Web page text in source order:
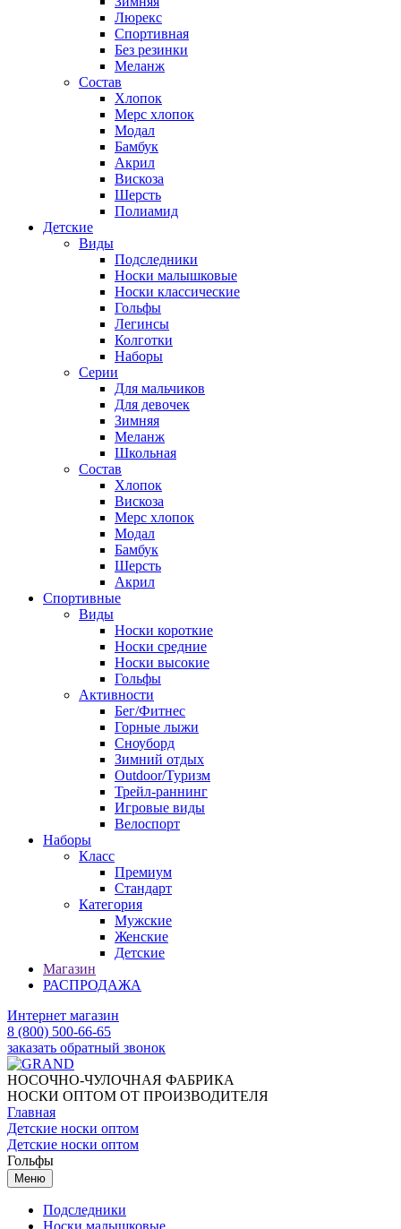
Люрекс
Спортивная
Без резинки
Меланж
Состав
Хлопок
Мерс хлопок
Модал
Бамбук
Акрил
Вискоза
Шерсть
Полиамид
Детские
Виды
Подследники
Носки малышковые
Носки классические
Гольфы
Легинсы
Колготки
Наборы
Серии
Для мальчиков
Для девочек
Зимняя
Меланж
Школьная
Состав
Хлопок
Вискоза
Мерс хлопок
Модал
Бамбук
Шерсть
Акрил
Спортивные
Виды
Носки короткие
Носки средние
Носки высокие
Гольфы
Активности
Бег/Фитнес
Горные лыжи
Сноуборд
Зимний отдых
Outdoor/Туризм
Трейл-раннинг
Игровые виды
Велоспорт
Наборы
Класс
Премиум
Стандарт
Категория
Мужские
Женские
Детские
Магазин
РАСПРОДАЖА
Интернет магазин
8 (800) 500-66-65
заказать обратный звонок
НОСОЧНО-ЧУЛОЧНАЯ ФАБРИКА
НОСКИ ОПТОМ ОТ ПРОИЗВОДИТЕЛЯ
Главная
Детские носки оптом
Детские носки оптом
Гольфы
Меню
Подследники
Носки малышковые